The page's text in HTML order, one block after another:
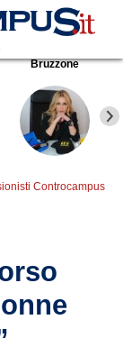
Bruzzone
Controcampus